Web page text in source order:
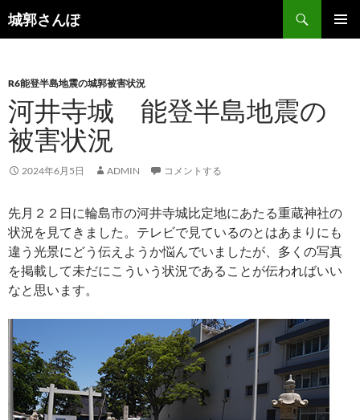
コ
ン
ツ
へ
ス
キ
城郭さんぽ
検
索
R6能登半島地震の城郭被害状況
河井寺城 能登半島地震の
被害状況
2024年6月5日 ADMIN コメントする
先月２２日に輪島市の河井寺城比定地にあたる重蔵神社の
状況を見てきました。テレビで見ているのとはあまりにも
違う光景にどう伝えようか悩んでいましたが、多くの写真
を掲載して未だにこういう状況であることが伝わればいい
なと思います。